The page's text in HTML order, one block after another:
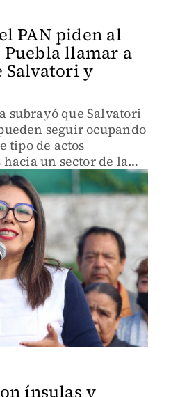
PAN piden al
Puebla llamar a
Salvatori y
subrayó que Salvatori
seguir ocupando
tipo de actos
un sector de la
ínsulas y